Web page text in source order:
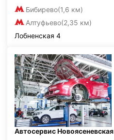
Бибирево(1,6 км)
Алтуфьево(2,35 км)
Лобненская 4
Автосервис Новоясеневская